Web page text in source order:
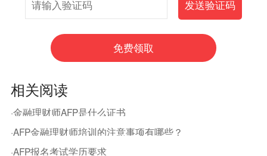
相关阅读
·金融理财师AFP是什么证书
·AFP金融理财师培训的注意事项有哪些？
·AFP报名考试学历要求